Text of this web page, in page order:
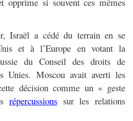
Israël a cédé du terrain en se
et à l’Europe en votant la
du Conseil des droits de
Unies. Moscou avait averti les
décision comme un « geste
répercussionssur les relations